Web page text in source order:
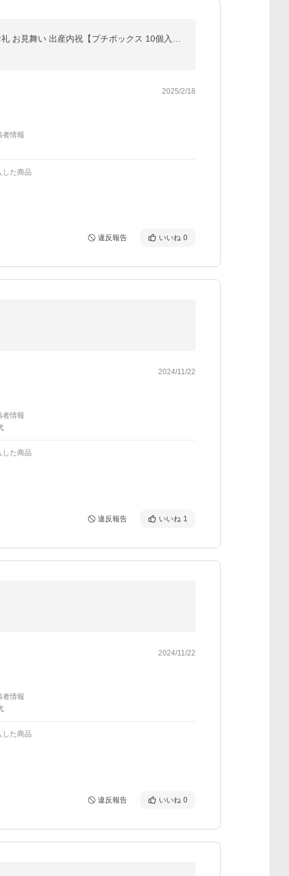
2025/2/18
者情報
した商品
違反報告 いいね 0
2024/11/22
者情報
した商品
違反報告 いいね 1
2024/11/22
者情報
した商品
違反報告 いいね 0